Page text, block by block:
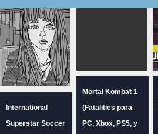
International
Superstar Soccer
Mortal Kombat 1
(Fatalities para
PC, Xbox, PS5, y